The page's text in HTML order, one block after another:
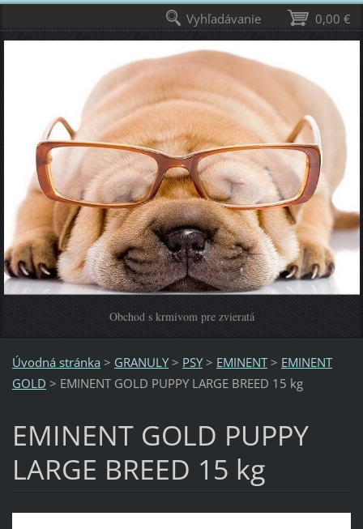
Obchod s krmivom pre zvieratá
Úvodná stránka > GRANULY > PSY > EMINENT > EMINENT
GOLD > EMINENT GOLD PUPPY LARGE BREED 15 kg
EMINENT GOLD PUPPY
LARGE BREED 15 kg
0,00 €
Vyhľadávanie